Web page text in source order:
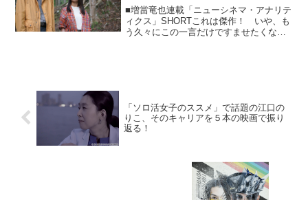
作！
■増當竜也連載「ニューシネマ・アナリテ
ィクス」SHORTこれは傑作！ いや、も
う久々にこの一言だけですませたくなる
「ソロ活女子のススメ」で話題の江口の
りこ、そのキャリアを５本の映画で振り
返る！